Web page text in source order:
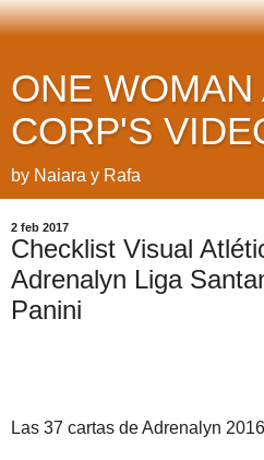
ONE WOMAN
CORP'S
by Naiara y Rafa
2 feb 2017
Checklist Visual
Adrenalyn Liga
Panini
Las 37 cartas de Adrenalyn